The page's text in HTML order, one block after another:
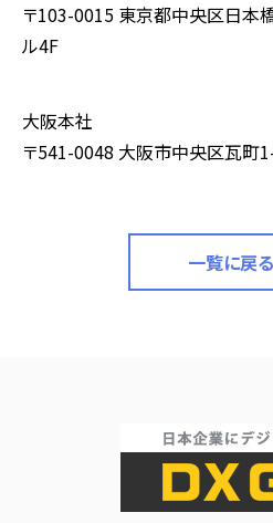
〒103-0015 東京都中央区日
ル4F
大阪本社
〒541-0048 大阪市中央区瓦町
一覧に戻る